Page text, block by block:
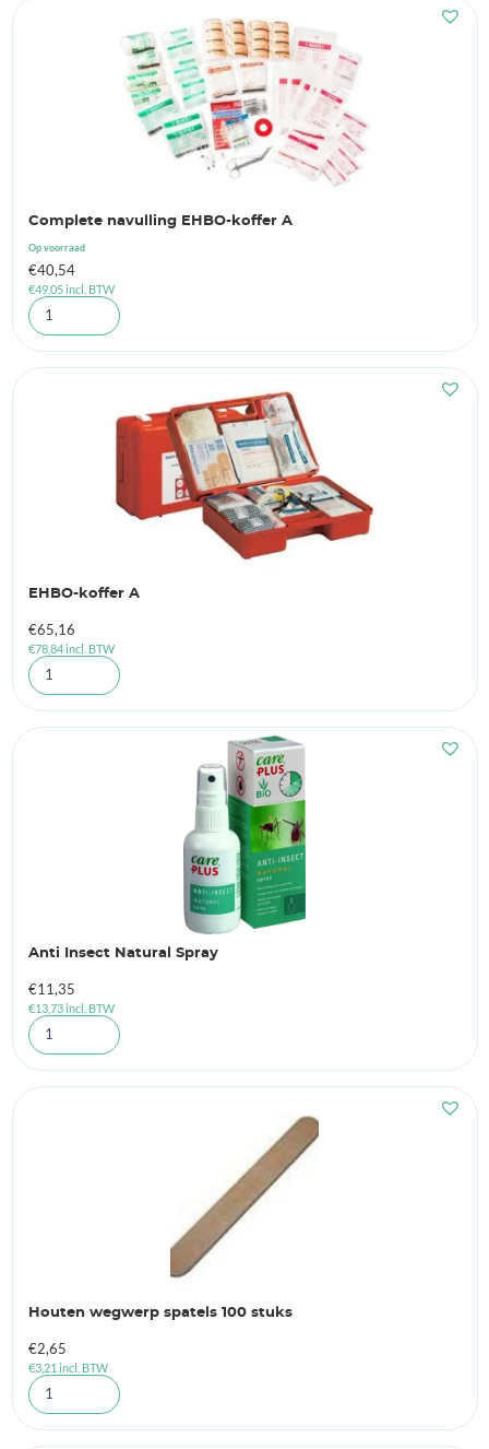
Complete navulling EHBO-koffer A
Op voorraad
€40,54
€49,05incl. BTW
EHBO-koffer A
€65,16
€78,84incl. BTW
Anti Insect Natural Spray
€11,35
€13,73incl. BTW
Houten wegwerp spatels 100 stuks
€2,65
€3,21 incl. BTW